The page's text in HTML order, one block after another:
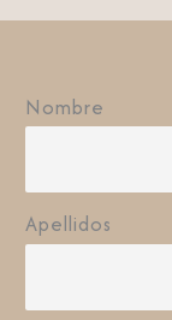
Nombre
Apellidos